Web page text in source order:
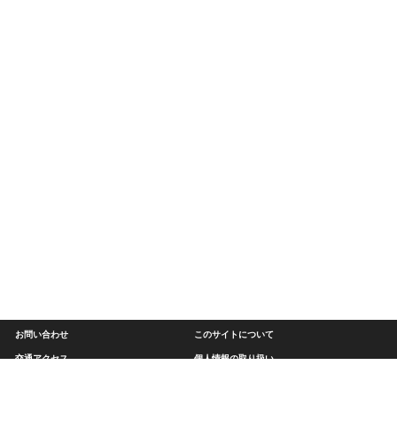
お問い合わせ
交通アクセス
このサイトについて
個人情報の取り扱い